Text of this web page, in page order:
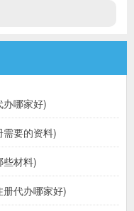
办哪家好)
要的资料)
些材料)
代办哪家好)